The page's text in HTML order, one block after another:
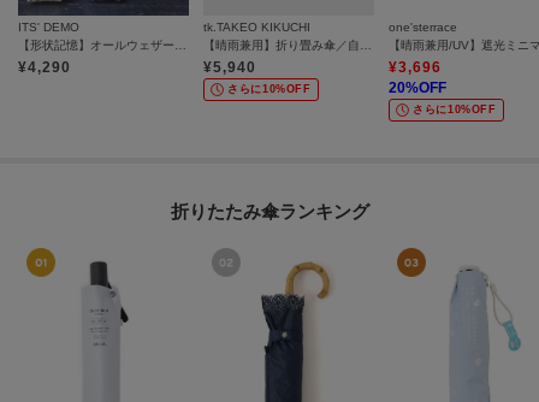
ITS' DEMO
¥4,290
tk.TAKEO KIKUCHI
¥5,940
さらに10%OFF
one'sterrace
¥3,696
20%OFF
さらに10%OFF
折りたたみ傘ランキング